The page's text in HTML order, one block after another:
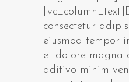
consectetur
eiusmod tempor
et dolore magna
aditivo minim